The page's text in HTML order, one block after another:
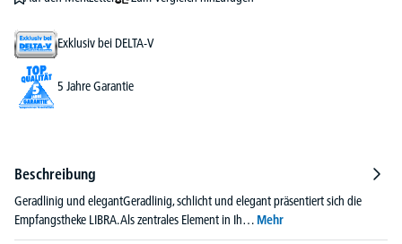
Exklusiv bei DELTA-V
5 Jahre Garantie
Beschreibung
Geradlinig und elegantGeradlinig, schlicht und elegant präsentiert sich die
Empfangstheke LIBRA. Als zentrales Element in Ih… Mehr